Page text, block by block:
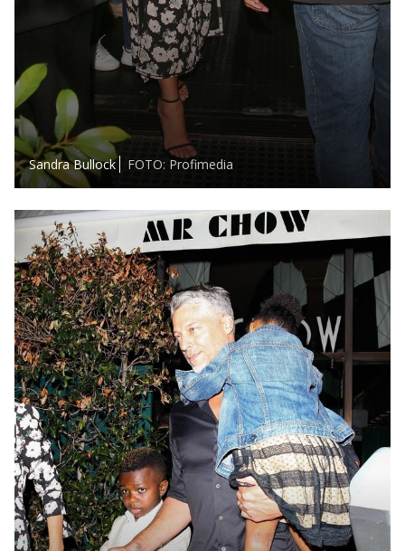
Sandra Bullock FOTO: Profimedia